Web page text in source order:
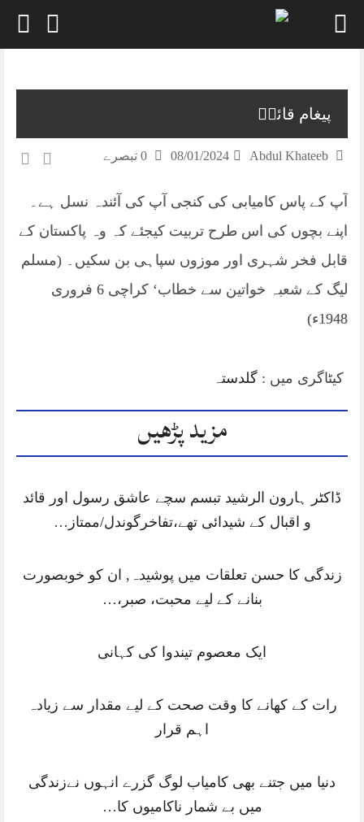
پیغام قائدؒ
Abdul Khateeb
08/01/2024
آپ کے پاس کامیابی کی کنجی آپ کی آئندہ نسل ہے۔
اپنے بچوں کی اس طرح تربیت کیجئے کہ وہ پاکستان کے
قابل فخر شہری اور موزوں سپاہی بن سکیں۔ (مسلم
لیگ کے شعبہ خواتین سے خطاب‘ کراچی 6 فروری
1948ء)
کیٹاگری میں : گلدستہ
مزید پڑھیں
ڈاکٹر ہارون الرشید تبسم سچے عاشق رسول اور قائد
و اقبال کے شیدائی تھے،تفاخرگوندل/ممتاز…
زندگی کا حسن تعلقات میں پوشیدہ, ان کو خوبصورت
بنانے کے لیے محبت، صبر،…
ایک معصوم تیندوا کی کہانی
رات کے کھانے کا وقت صحت کے لیے مقدار سے زیادہ
اہم قرار
دنیا میں جتنے بھی کامیاب لوگ گزرے انہوں نےزندگی
میں بے شمار ناکامیوں کا…